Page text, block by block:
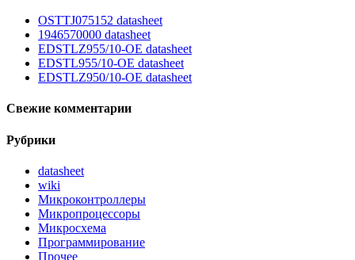
OSTTJ075152 datasheet
1946570000 datasheet
EDSTLZ955/10-OE datasheet
EDSTL955/10-OE datasheet
EDSTLZ950/10-OE datasheet
Свежие комментарии
Рубрики
datasheet
wiki
Микроконтроллеры
Микропроцессоры
Микросхема
Программирование
Прочее